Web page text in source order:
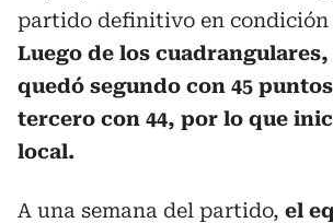
partido definitivo en condición
Luego de los
quedó segundo con 45
tercero con 44, por lo que
local.
A una semana del partido, el